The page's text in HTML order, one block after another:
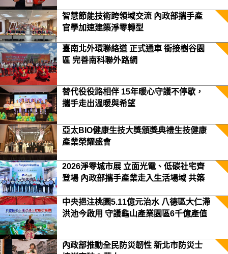
智慧節能技術跨領域交流 內政部攜手產
官學加速建築淨零轉型
臺南北外環聯絡道 正式通車 銜接樹谷園
區 完善南科聯外路網
替代役役路相伴 15年暖心守護不停歇，
攜手走出溫暖與希望
亞太BIO健康生技大獎頒獎典禮生技健康
產業榮耀盛會
2026淨零城市展 立面光電、低碳社宅齊
登場 內政部攜手產業走入生活場域 共築
中央挹注桃園5.11億元治水 八德區大仁滯
洪池今啟用 守護龜山產業園區6千億產值
內政部推動全民防災韌性 新北市防災士